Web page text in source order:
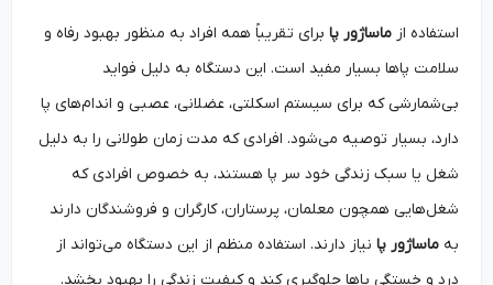
استفاده ازماساژور پابرای تقریباً همه افراد به منظور بهبود رفاه و
سلامت پاها بسیار مفید است. این دستگاه به دلیل فواید
بی‌شمارشی که برای سیستم اسکلتی، عضلانی، عصبی و اندام‌های پا
دارد، بسیار توصیه می‌شود. افرادی که مدت زمان طولانی را به دلیل
شغل یا سبک زندگی خود سر پا هستند، به خصوص افرادی که
شغل‌هایی همچون معلمان، پرستاران، کارگران و فروشندگان دارند
ماساژور پانیاز دارند. استفاده منظم از این دستگاه می‌تواند از
درد و خستگی پاها جلوگیری کند و کیفیت زندگی را بهبود بخشد.